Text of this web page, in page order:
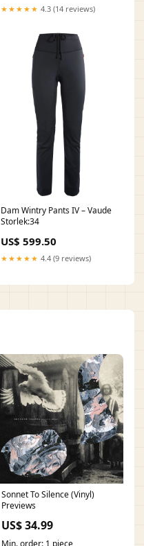
★★★★★ 4.3 (14 reviews)
Dam Wintry Pants IV – Vaude
Storlek:34
US$ 599.50
★★★★★ 4.4 (9 reviews)
Sonnet To Silence (Vinyl)
Previews
US$ 34.99
Min. order: 1 piece